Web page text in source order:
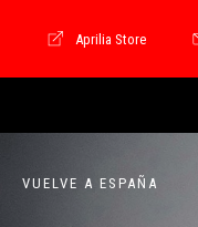
Store Motoguzzi
Aprilia Store
VUELVE A ESPAÑA